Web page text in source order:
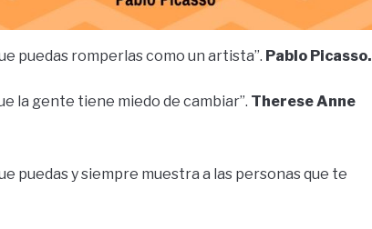
puedas romperlas como un artista”. Pablo Picasso.
la gente tiene miedo de cambiar”. Therese Anne
puedas y siempre muestra a las personas que te